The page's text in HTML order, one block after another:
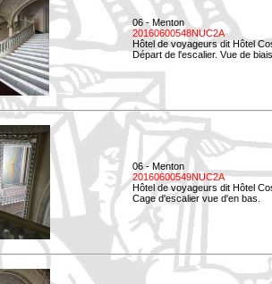
06 - Menton
20160600548NUC2A
Hôtel de voyageurs dit Hôtel
Départ de l'escalier. Vue de
06 - Menton
20160600549NUC2A
Hôtel de voyageurs dit Hôtel
Cage d'escalier vue d'en bas.